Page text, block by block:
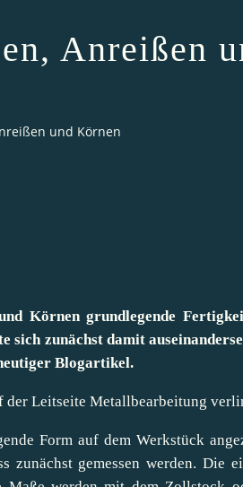
Anreißen
und Körnen
Körnen grundlegende
zunächst damit
Blogartikel.
der Leitseite Metallbearbeitung
Form auf dem Werkstück
zunächst gemessen werden. Die